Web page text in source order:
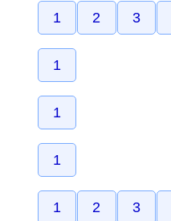
1 2 3
1
1
1
1 2 3